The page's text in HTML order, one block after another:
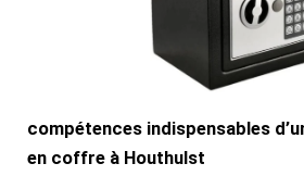
compétences indispensables
en coffre à Houthulst